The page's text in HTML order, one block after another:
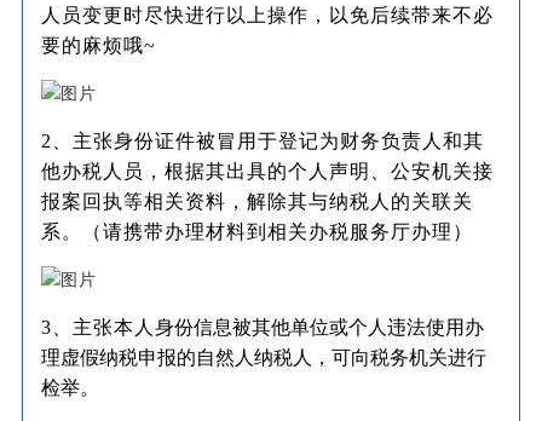
人员变更时尽快进行以上操作，以免后续带来不必
要的麻烦哦~
2、主张身份证件被冒用于登记为财务负责人和其
他办税人员，根据其出具的个人声明、公安机关接
报案回执等相关资料，解除其与纳税人的关联关
系。（请携带办理材料到相关办税服务厅办理）
3、主张本人 身份信息被其他单位或个人违法使用办
理虚假纳税申报的自然人纳税人，可向税务机关进行
检举。